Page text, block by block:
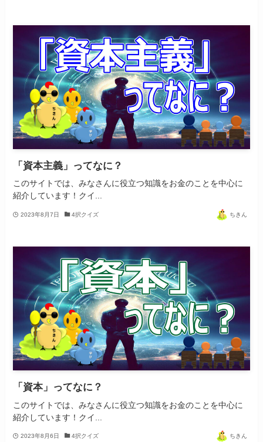
「資本主義」ってなに？
このサイトでは、みなさんに役立つ知識をお金のことを中心に
紹介しています！クイ...
2023年8月7日 4択クイズ ちきん
「資本」ってなに？
このサイトでは、みなさんに役立つ知識をお金のことを中心に
紹介しています！クイ...
2023年8月6日 4択クイズ ちきん